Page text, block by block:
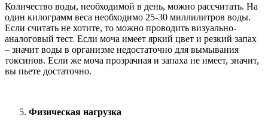
Количество воды, необходимой в день, можно рассчитать. На
один килограмм веса необходимо 25-30 миллилитров воды.
Если считать не хотите, то можно проводить визуально-
аналоговый тест. Если моча имеет яркий цвет и резкий запах
– значит воды в организме недостаточно для вымывания
токсинов. Если же моча прозрачная и запаха не имеет, значит,
вы пьете достаточно.
Физическая нагрузка